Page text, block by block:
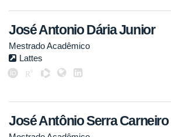
José Antonio Dária Junior
Mestrado Acadêmico
Lattes
José Antônio Serra Carneiro